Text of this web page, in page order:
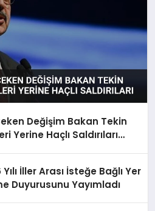
Değişim Bakan Tekin
Yerine Haçlı Saldırıları
Yılı İller Arası İsteğe Bağlı Yer
Duyurusunu Yayımladı